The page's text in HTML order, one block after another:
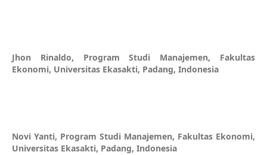
Jhon Rinaldo, Program Studi Manajemen, Fakultas
Ekonomi, Universitas Ekasakti, Padang, Indonesia
Novi Yanti, Program Studi Manajemen, Fakultas Ekonomi,
Universitas Ekasakti, Padang, Indonesia